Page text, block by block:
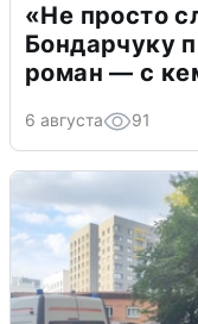
«Не просто
Бондарчуку
роман — с
6 августа 91